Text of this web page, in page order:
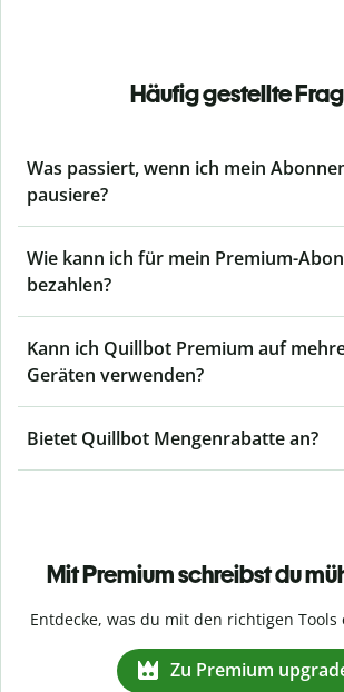
Häufig gestellte
Was passiert, wenn ich mein
pausiere?
Wie kann ich für mein Premium-
bezahlen?
Kann ich Quillbot Premium auf
Geräten verwenden?
Bietet Quillbot Mengenrabatte an?
Mit Premium schreibst du
Entdecke, was du mit den richtigen
Zu Premium